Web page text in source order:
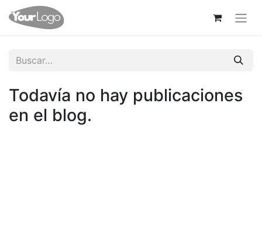
Todavía no hay publicaciones
en el blog.